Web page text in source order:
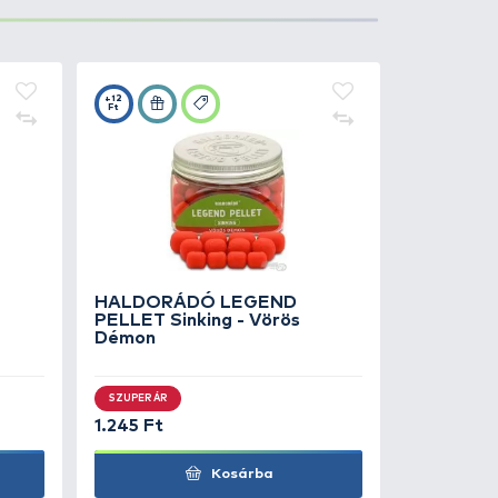
ha ezt a halak igénylik. A
kitett tavak
aroma, az utólag is
már nem tudjuk…, tehát
meg a kínálatunkban: